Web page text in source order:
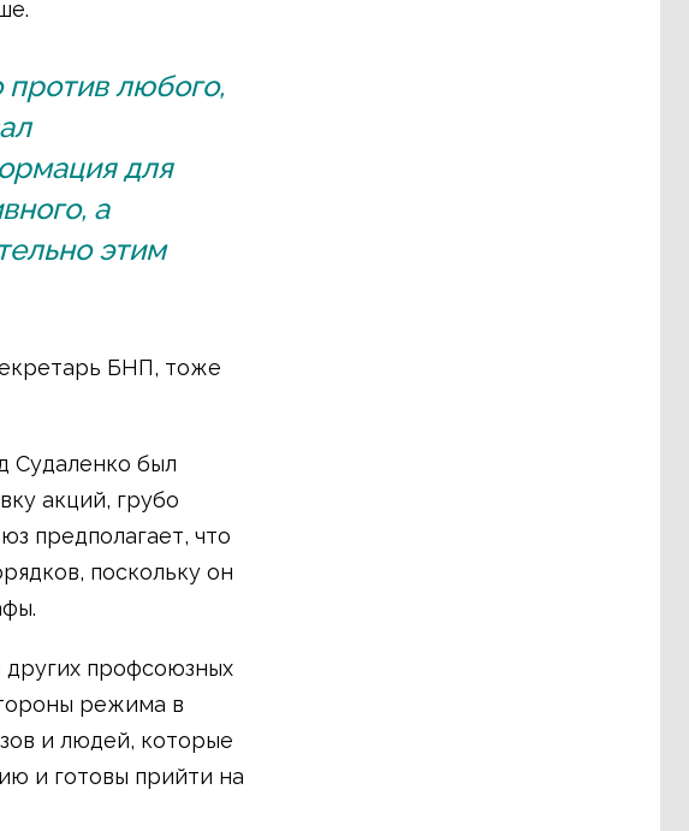
любого,
для
а
этим
БНП, тоже
Судаленко был
акций, грубо
предполагает, что
поскольку он
профсоюзных
режима в
и людей, которые
и готовы прийти на